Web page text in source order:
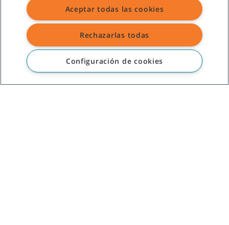
SERVICIO DE ATENCIÓN AL CLIENTE
+52-800-01TENMX (0183669)
Aceptar todas las cookies
Rechazarlas todas
Configuración de cookies